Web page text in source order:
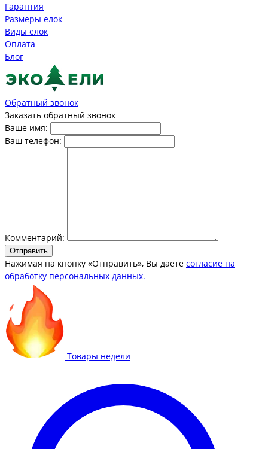
Гарантия
Размеры елок
Виды елок
Оплата
Блог
Обратный звонок
Заказать обратный звонок
Ваше имя:
Ваш телефон:
Комментарий:
Отправить
Нажимая на кнопку «Отправить», Вы даете согласие на
обработку персональных данных.
Товары недели